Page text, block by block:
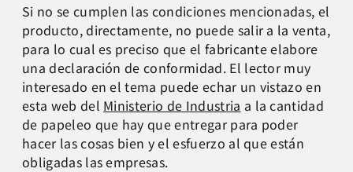
Si no se cumplen las condiciones mencionadas, el
producto, directamente, no puede salir a la venta,
para lo cual es preciso que el fabricante elabore
una declaración de conformidad. El lector muy
interesado en el tema puede echar un vistazo en
esta web del Ministerio de Industria a la cantidad
de papeleo que hay que entregar para poder
hacer las cosas bien y el esfuerzo al que están
obligadas las empresas.